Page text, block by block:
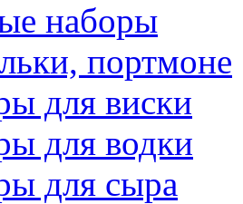
наборы
портмоне
для виски
для водки
для сыра